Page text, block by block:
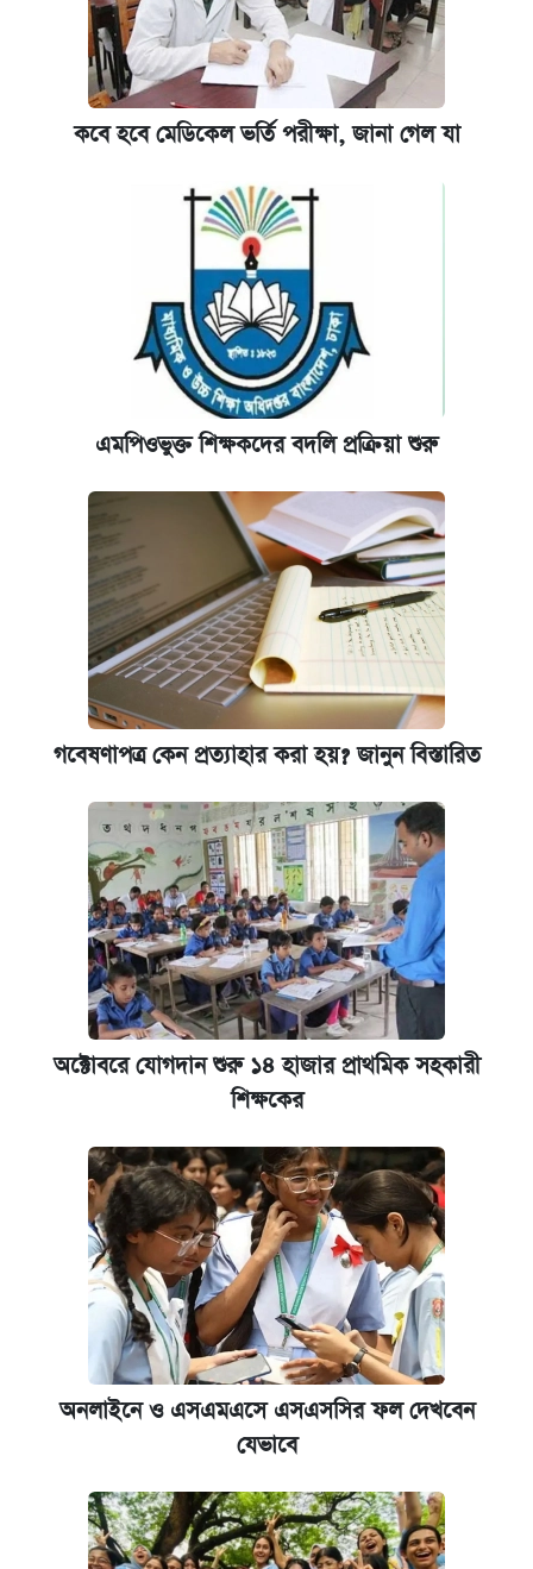
কবে হবে মেডিকেল ভর্তি পরীক্ষা, জানা গেল যা
এমপিওভুক্ত শিক্ষকদের বদলি প্রক্রিয়া শুরু
গবেষণাপত্র কেন প্রত্যাহার করা হয়? জানুন বিস্তারিত
অক্টোবরে যোগদান শুরু ১৪ হাজার প্রাথমিক সহকারী
শিক্ষকের
অনলাইনে ও এসএমএসে এসএসসির ফল দেখবেন
যেভাবে